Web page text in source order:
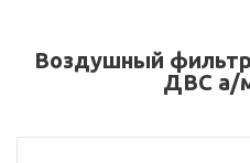
Воздушный
ДВС а/